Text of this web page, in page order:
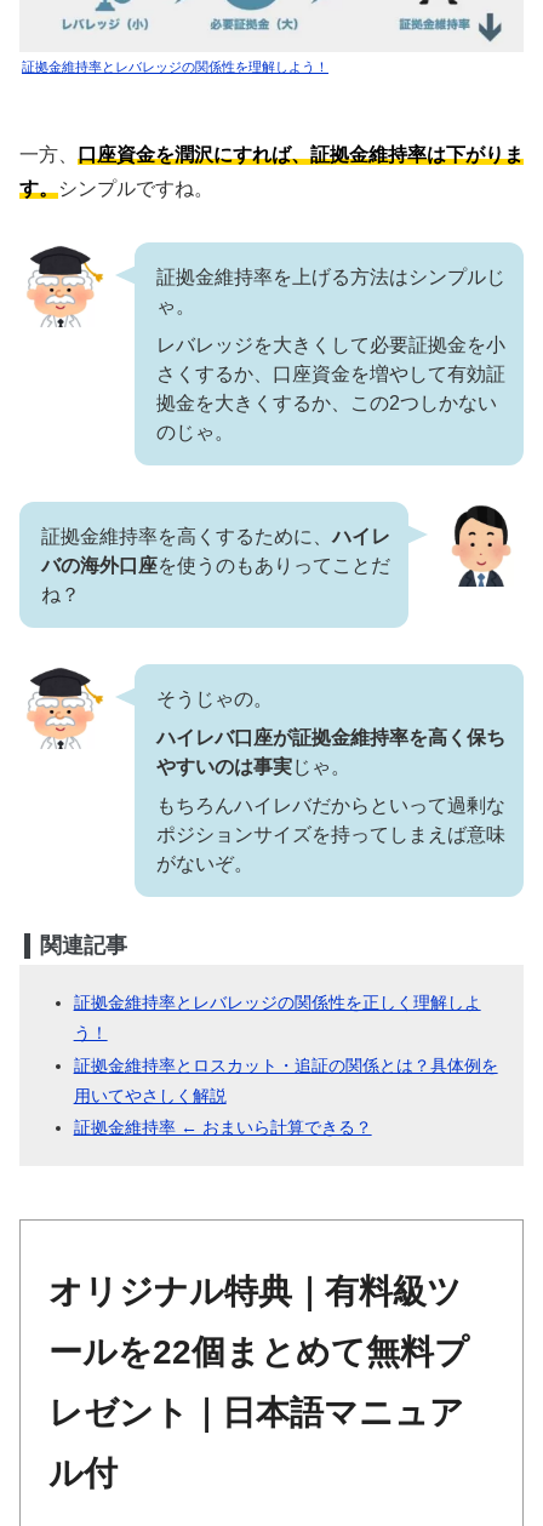
証拠金維持率とレバレッジの関係性を理解しよう！
一方、 口座資金を潤沢にすれば、証拠金維持率は下がりま
す。シンプルですね。
証拠金維持率を上げる方法はシンプルじ
ゃ。
レバレッジを大きくして必要証拠金を小
さくするか、口座資金を増やして有効証
拠金を大きくするか、この2つしかない
のじゃ。
証拠金維持率を高くするために、ハイレ
バの海外口座を使うのもありってことだ
ね？
そうじゃの。
ハイレバ口座が証拠金維持率を高く保ち
やすいのは事実じゃ。
もちろんハイレバだからといって過剰な
ポジションサイズを持ってしまえば意味
がないぞ。
関連記事
証拠金維持率とレバレッジの関係性を正しく理解しよ
う！
証拠金維持率とロスカット・追証の関係とは？具体例を
用いてやさしく解説
証拠金維持率 ← おまいら計算できる？
オリジナル特典｜有料級ツ
ールを22個まとめて無料プ
レゼント｜日本語マニュア
ル付